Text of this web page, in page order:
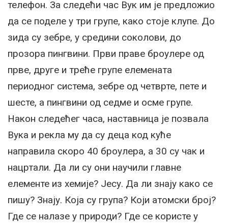
телефон. За следећи час Вук им је предложио
да се поделе у три групе, како стоје клупе. До
зида су зебре, у средини соколови, до
прозора пингвини. Први праве броулере од
прве, друге и треће групе елемената
периодног система, зебре од четврте, пете и
шесте, а пингвини од седме и осме групе.
Након следећег часа, наставница је позвала
Вука и рекла му да су деца код куће
направила скоро 40 броулера, а 30 су чак и
нацртали. Да ли су они научили главне
елементе из хемије? Јесу. Да ли знају како се
пишу? Знају. Која су група? Који атомски број?
Где се налазе у природи? Где се користе у